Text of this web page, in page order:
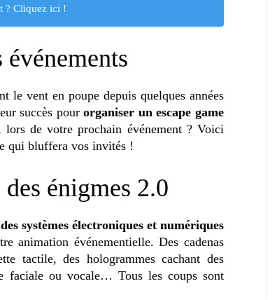
? Cliquez ici !
le vent en poupe depuis quelques années
succès pourorganiser un escape game
lors de votre prochain événement ? Voici
qui bluffera vos invités !
énigmes 2.0
systèmes électroniques et numériques
animation événementielle. Des cadenas
tactile, des hologrammes cachant des
faciale ou vocale… Tous les coups sont